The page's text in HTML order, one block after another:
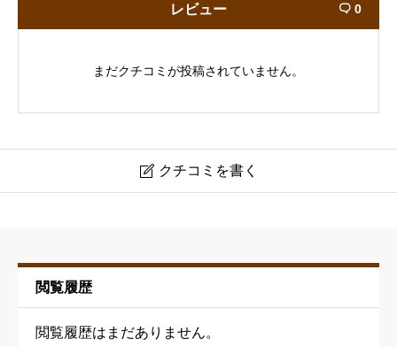
レビュー  0
まだクチコミが投稿されていません。
 クチコミを書く
閲覧履歴
閲覧履歴はまだありません。